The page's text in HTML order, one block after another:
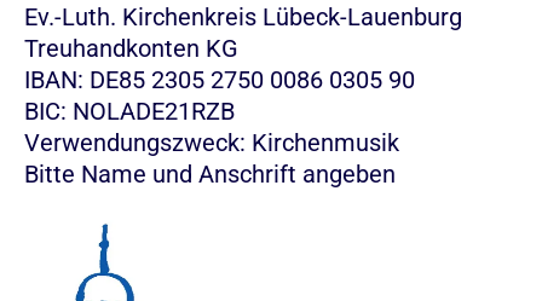
Ev.-Luth. Kirchenkreis Lübeck-Lauenburg
Treuhandkonten KG
IBAN: DE85 2305 2750 0086 0305 90
BIC: NOLADE21RZB
Verwendungszweck: Kirchenmusik
Bitte Name und Anschrift angeben